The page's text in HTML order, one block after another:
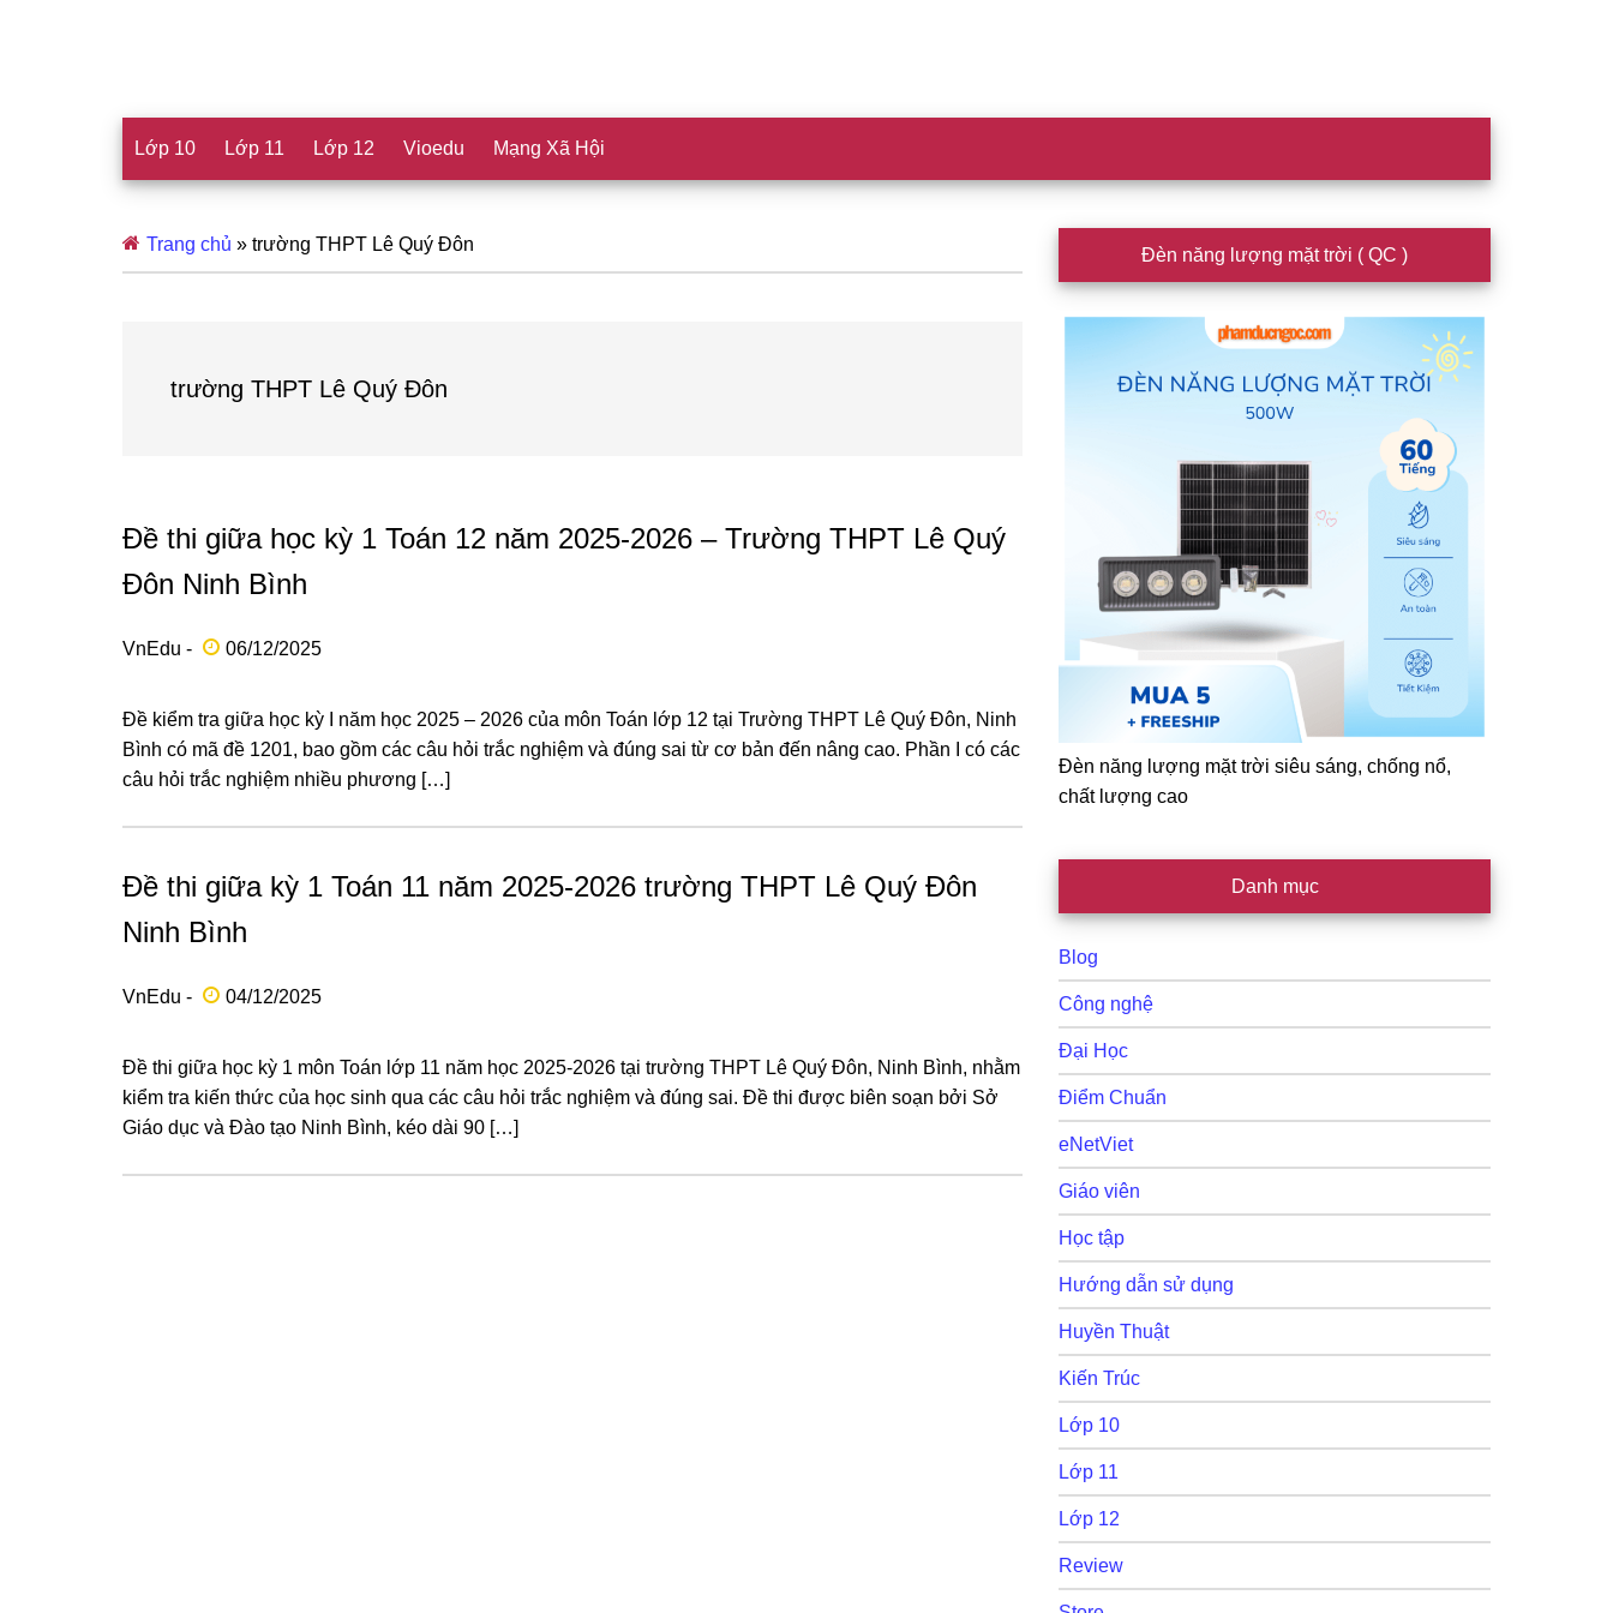
Lớp 10 Lớp 11 Lớp 12 Vioedu Mạng Xã Hội
Trang chủ » trường THPT Lê Quý Đôn
trường THPT Lê Quý Đôn
Đề thi giữa học kỳ 1 Toán 12 năm 2025-2026 – Trường THPT Lê Quý
Đôn Ninh Bình
VnEdu - 06/12/2025
Đề kiểm tra giữa học kỳ I năm học 2025 – 2026 của môn Toán lớp 12 tại Trường THPT Lê Quý Đôn, Ninh
Bình có mã đề 1201, bao gồm các câu hỏi trắc nghiệm và đúng sai từ cơ bản đến nâng cao. Phần I có các
câu hỏi trắc nghiệm nhiều phương […]
Đề thi giữa kỳ 1 Toán 11 năm 2025-2026 trường THPT Lê Quý Đôn
Ninh Bình
VnEdu - 04/12/2025
Đề thi giữa học kỳ 1 môn Toán lớp 11 năm học 2025-2026 tại trường THPT Lê Quý Đôn, Ninh Bình, nhằm
kiểm tra kiến thức của học sinh qua các câu hỏi trắc nghiệm và đúng sai. Đề thi được biên soạn bởi Sở
Giáo dục và Đào tạo Ninh Bình, kéo dài 90 […]
Sidebar
chính
Đèn năng lượng mặt trời ( QC )
Đèn năng lượng mặt trời siêu sáng, chống nổ,
chất lượng cao
Danh mục
Blog
Công nghệ
Đại Học
Điểm Chuẩn
eNetViet
Giáo viên
Học tập
Hướng dẫn sử dụng
Huyền Thuật
Kiến Trúc
Lớp 10
Lớp 11
Lớp 12
Review